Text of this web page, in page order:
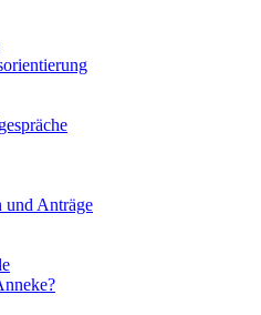
und Anträge